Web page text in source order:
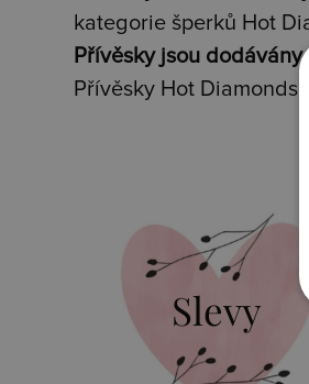
kategorie šperků Hot
Přívěsky jsou
Přívěsky Hot
Slevy